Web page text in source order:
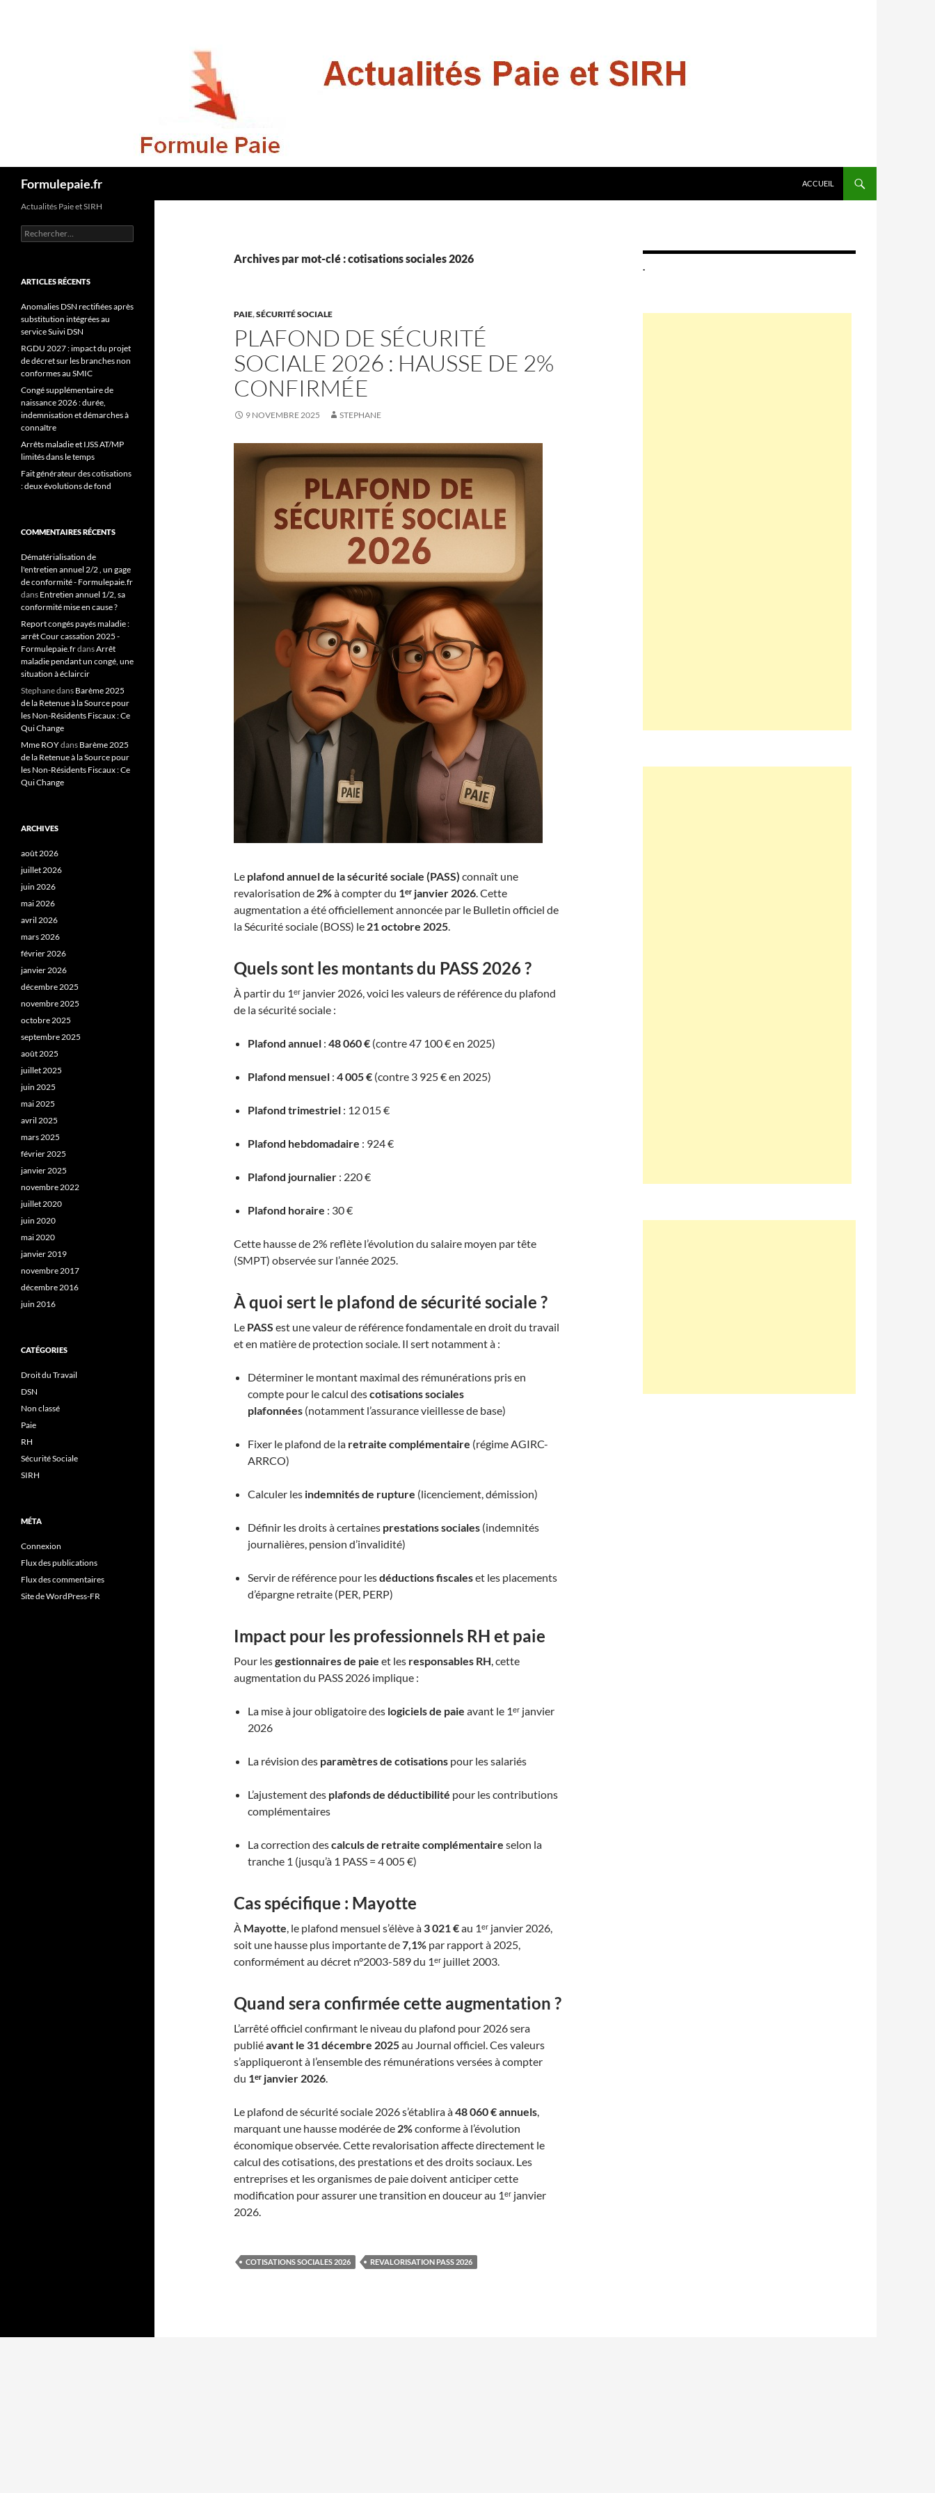
Formulepaie.fr
ACCUEIL
Archives par mot-clé : cotisations sociales 2026
PAIE,SÉCURITÉ SOCIALE
PLAFOND DE SÉCURITÉ
SOCIALE 2026 : HAUSSE DE 2%
CONFIRMÉE
9 NOVEMBRE 2025 STEPHANE
Le plafond annuel de la sécurité sociale (PASS) connaît une
revalorisation de 2%à compter du 1ᵉʳ janvier 2026. Cette
augmentation a été officiellement annoncée par le Bulletin officiel de
la Sécurité sociale (BOSS) le 21 octobre 2025.
Quels sont les montants du PASS 2026 ?
À partir du 1ᵉʳ janvier 2026, voici les valeurs de référence du plafond
de la sécurité sociale :
Plafond annuel : 48 060 € (contre 47 100 € en 2025)
Plafond mensuel : 4 005 € (contre 3 925 € en 2025)
Plafond trimestriel : 12 015 €
Plafond hebdomadaire : 924 €
Plafond journalier : 220 €
Plafond horaire : 30 €
Cette hausse de 2% reflète l’évolution du salaire moyen par tête
(SMPT) observée sur l’année 2025.
À quoi sert le plafond de sécurité sociale ?
Le PASS est une valeur de référence fondamentale en droit du travail
et en matière de protection sociale. Il sert notamment à :
Déterminer le montant maximal des rémunérations pris en
compte pour le calcul descotisations sociales
plafonnées (notamment l’assurance vieillesse de base)
Fixer le plafond de la retraite complémentaire (régime AGIRC-
ARRCO)
Calculer les indemnités de rupture (licenciement, démission)
Définir les droits à certaines prestations sociales (indemnités
journalières, pension d’invalidité)
Servir de référence pour lesdéductions fiscaleset les placements
d’épargne retraite (PER, PERP)
Impact pour les professionnels RH et paie
Pour lesgestionnaires de paie et les responsables RH, cette
augmentation du PASS 2026 implique :
La mise à jour obligatoire des logiciels de paie avant le 1ᵉʳ janvier
2026
La révision des paramètres de cotisations pour les salariés
L’ajustement des plafonds de déductibilité pour les contributions
complé­mentaires
La correction descalculs de retraite complémentaire selon la
tranche 1 (jusqu’à 1 PASS = 4 005 €)
Cas spécifique : Mayotte
À Mayotte, le plafond mensuel s’élève à 3 021 €au 1ᵉʳ janvier 2026,
soit une hausse plus importante de7,1% par rapport à 2025,
conformément au décret n°2003-589 du 1ᵉʳ juillet 2003.
Quand sera confirmée cette augmentation ?
L’arrêté officiel confirmant le niveau du plafond pour 2026 sera
publiéavant le 31 décembre 2025au Journal officiel. Ces valeurs
s’appliqueront à l’ensemble des rémunérations versées à compter
du 1ᵉʳ janvier 2026.
Le plafond de sécurité sociale 2026 s’établira à48 060 € annuels,
marquant une hausse modérée de 2%conforme à l’évolution
économique observée. Cette revalorisation affecte directement le
calcul des cotisations, des prestations et des droits sociaux. Les
entreprises et les organismes de paie doivent anticiper cette
modification pour assurer une transition en douceur au 1ᵉʳ janvier
2026.
COTISATIONS SOCIALES 2026 REVALORISATION PASS 2026
.
Actualités Paie et SIRH
Rechercher :
ARTICLES RÉCENTS
Anomalies DSN rectifiées après
substitution intégrées au
service Suivi DSN
RGDU 2027 : impact du projet
de décret sur les branches non
conformes au SMIC
Congé supplémentaire de
naissance 2026 : durée,
indemnisation et démarches à
connaître
Arrêts maladie et IJSS AT/MP
limités dans le temps
Fait générateur des cotisations
: deux évolutions de fond
COMMENTAIRES RÉCENTS
Dématérialisation de
l'entretien annuel 2/2 , un gage
de conformité - Formulepaie.fr
dans Entretien annuel 1/2, sa
conformité mise en cause ?
Report congés payés maladie :
arrêt Cour cassation 2025 -
Formulepaie.frdansArrêt
maladie pendant un congé, une
situation à éclaircir
Stephanedans Barème 2025
de la Retenue à la Source pour
les Non-Résidents Fiscaux : Ce
Qui Change
Mme ROYdans Barème 2025
de la Retenue à la Source pour
les Non-Résidents Fiscaux : Ce
Qui Change
ARCHIVES
août 2026
juillet 2026
juin 2026
mai 2026
avril 2026
mars 2026
février 2026
janvier 2026
décembre 2025
novembre 2025
octobre 2025
septembre 2025
août 2025
juillet 2025
juin 2025
mai 2025
avril 2025
mars 2025
février 2025
janvier 2025
novembre 2022
juillet 2020
juin 2020
mai 2020
janvier 2019
novembre 2017
décembre 2016
juin 2016
CATÉGORIES
Droit du Travail
DSN
Non classé
Paie
RH
Sécurité Sociale
SIRH
MÉTA
Connexion
Flux des publications
Flux des commentaires
Site de WordPress-FR